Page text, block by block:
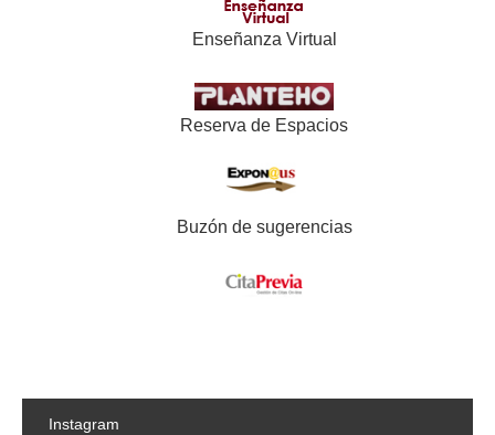
Enseñanza Virtual
Reserva de Espacios
Buzón de sugerencias
Instagram